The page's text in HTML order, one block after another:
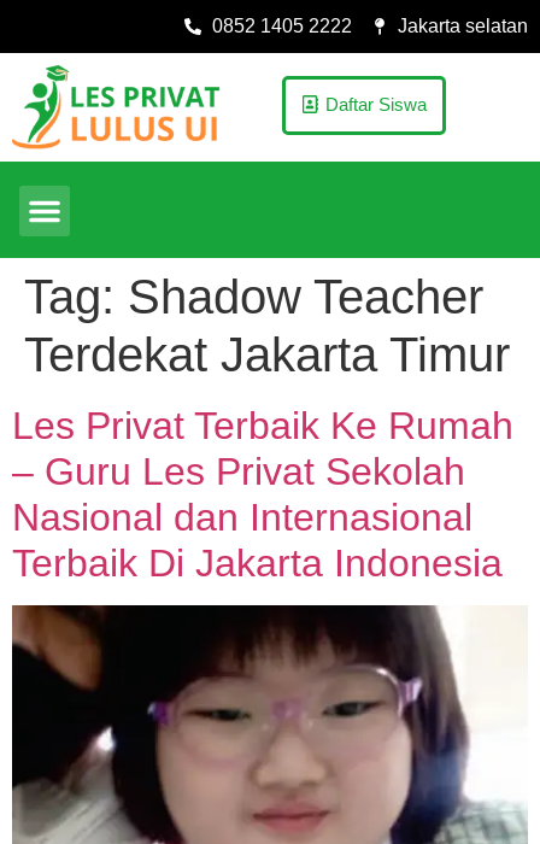
0852 1405 2222 Jakarta selatan
Daftar Siswa
Tag: Shadow Teacher
Terdekat Jakarta Timur
Les Privat Terbaik Ke Rumah
– Guru Les Privat Sekolah
Nasional dan Internasional
Terbaik Di Jakarta Indonesia